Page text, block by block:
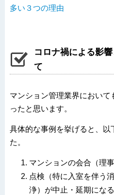
多い３つの理由
コロナ禍による影
て
マンション管理業界におい
ったと思います。
具体的な事例を挙げると、以
た。
マンションの会合（理
点検（特に入室を伴う
浄）が中止・延期になる